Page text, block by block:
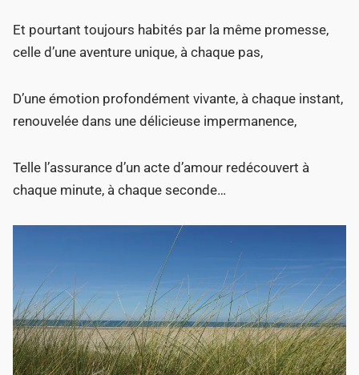
Et pourtant toujours habités par la même promesse,
celle d’une aventure unique, à chaque pas,
D’une émotion profondément vivante, à chaque instant,
renouvelée dans une délicieuse impermanence,
Telle l’assurance d’un acte d’amour redécouvert à
chaque minute, à chaque seconde…